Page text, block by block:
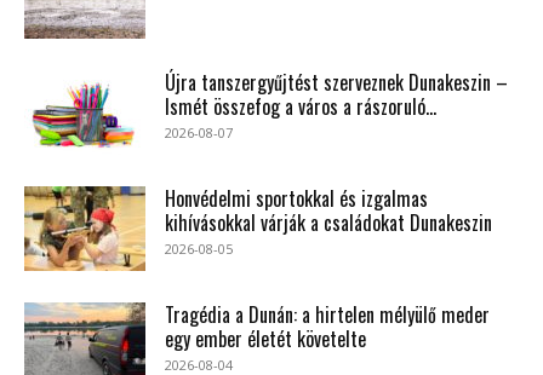
Újra tanszergyűjtést szerveznek Dunakeszin –
Ismét összefog a város a rászoruló...
2026-08-07
Honvédelmi sportokkal és izgalmas
kihívásokkal várják a családokat Dunakeszin
2026-08-05
Tragédia a Dunán: a hirtelen mélyülő meder
egy ember életét követelte
2026-08-04